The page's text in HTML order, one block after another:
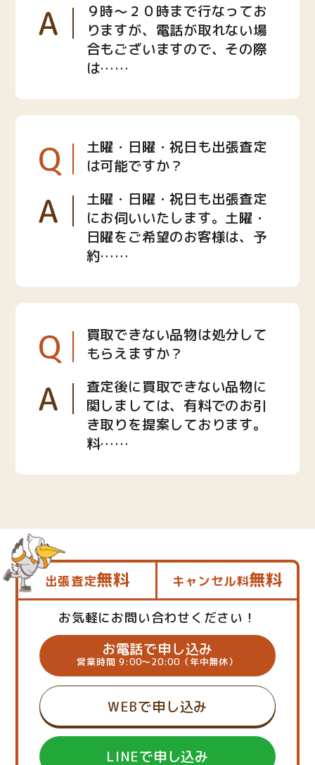
A
９時〜２０時まで行なってお
りますが、電話が取れない場
合もございますので、その際
は……
Q
土曜・日曜・祝日も出張査定
は可能ですか？
A
土曜・日曜・祝日も出張査定
にお伺いいたします。土曜・
日曜をご希望のお客様は、予
約……
Q
買取できない品物は処分して
もらえますか？
A
査定後に買取できない品物に
関しましては、有料でのお引
き取りを提案しております。
料……
出張査定無料 キャンセル料無料
お気軽にお問い合わせください！
お電話で申し込み
営業時間 9:00～20:00（年中無休）
WEBで申し込み
LINEで申し込み